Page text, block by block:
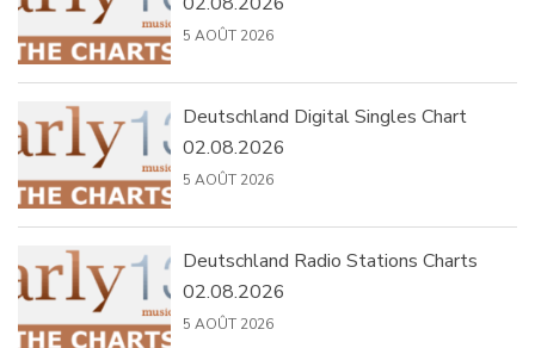
5 AOÛT 2026
Deutschland Digital Singles Chart
02.08.2026
5 AOÛT 2026
Deutschland Radio Stations Charts
02.08.2026
5 AOÛT 2026